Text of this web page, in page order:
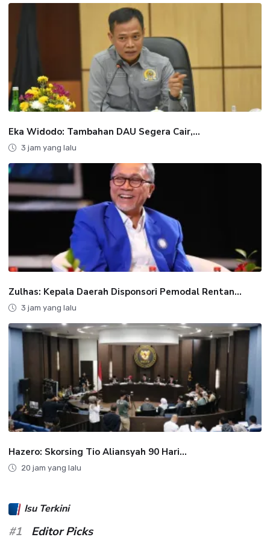
Eka Widodo: Tambahan DAU Segera Cair,...
3 jam yang lalu
Zulhas: Kepala Daerah Disponsori Pemodal Rentan...
3 jam yang lalu
Hazero: Skorsing Tio Aliansyah 90 Hari...
20 jam yang lalu
Isu Terkini
#1
Editor Picks